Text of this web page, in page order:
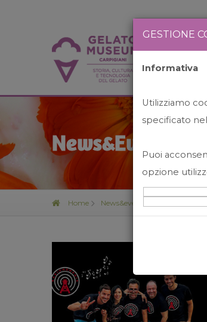
News&Events
Home News&events
GESTIONE
Informativa
Utilizziamo
specificato
Puoi
opzione